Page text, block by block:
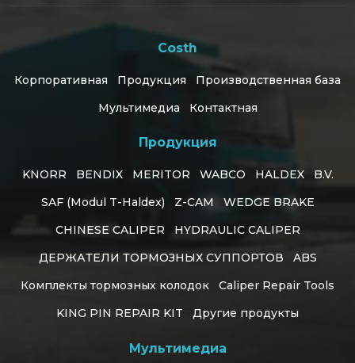
Costh
Корпоративная Продукция
Производственная база
Мультимедиа
Контактная
Продукция
KNORR BENDIX MERITOR WABCO HALDEX
B.V.
SAF (Modul T-Haldex)
Z-CAM
WEDGE BRAKE
CHINESE CALIPER
HYDRAULIC CALIPER
ДЕРЖАТЕЛИ ТОРМОЗНЫХ СУППОРТОВ
ABS
Комплекты тормозных колодок
Caliper Repair Tools
KING PIN REPAIR KIT
Другие продукты
Мультимедиа
online